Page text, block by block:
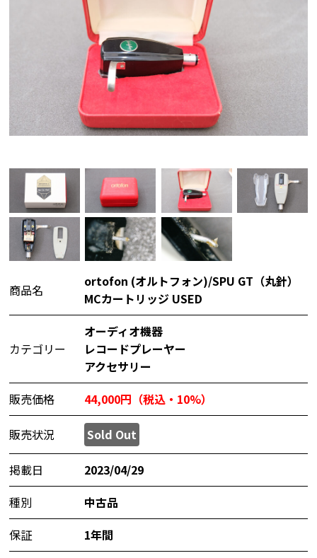
商品名
ortofon (オルトフォン)/SPU GT（丸針）
MCカートリッジ USED
カテゴリー
オーディオ機器
レコードプレーヤー
アクセサリー
販売価格
44,000円（税込・10%）
販売状況 Sold Out
掲載日
2023/04/29
種別
中古品
保証
1年間